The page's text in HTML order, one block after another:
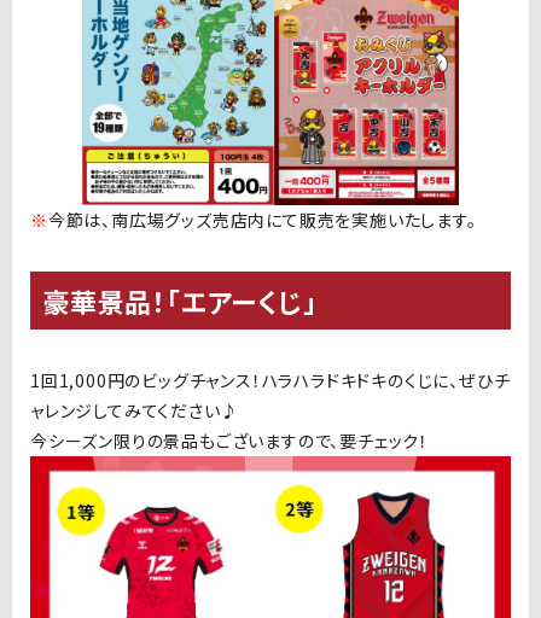
※今節は、南広場グッズ売店内にて販売を実施いたします。
豪華景品！「エアーくじ」
1回1,000円のビッグチャンス！ハラハラドキドキのくじに、ぜひチ
ャレンジしてみてください♪
今シーズン限りの景品もございますので、要チェック！